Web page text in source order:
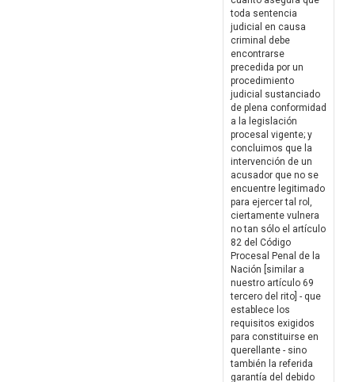
toda sentencia
judicial en causa
criminal debe
encontrarse
precedida por un
procedimiento
judicial sustanciado
de plena conformidad
a la legislación
procesal vigente; y
concluimos que la
intervención de un
acusador que no se
encuentre legitimado
para ejercer tal rol,
ciertamente vulnera
no tan sólo el artículo
82 del Código
Procesal Penal de la
Nación [similar a
nuestro artículo 69
tercero del rito] - que
establece los
requisitos exigidos
para constituirse en
querellante - sino
también la referida
garantía del debido